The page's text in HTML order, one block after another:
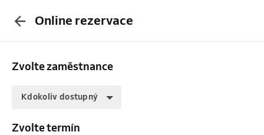
Online rezervace
Zvolte zaměstnance
Kdokoliv dostupný
Zvolte termín